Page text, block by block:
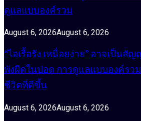
ดูแลแบบองค์รวม
August 6, 2026August 6, 2026
“ไอเรื้อรัง เหนื่อยง่าย” อาจเป็น
พังผืดในปอด การดูแลแบบองค์ร
ชีวิตที่ดีขึ้น
August 6, 2026August 6, 2026